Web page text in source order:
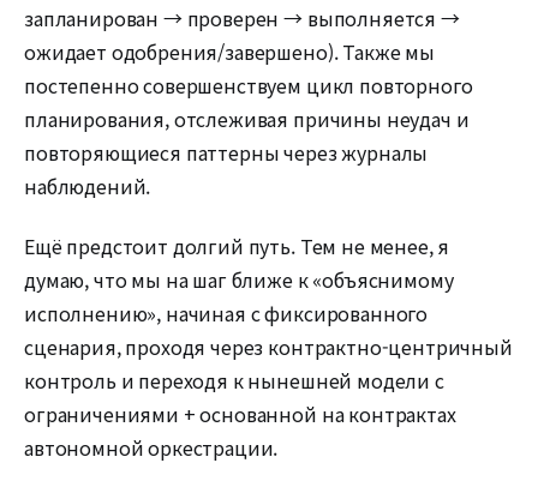
запланирован → проверен → выполняется →
ожидает одобрения/завершено). Также мы
постепенно совершенствуем цикл повторного
планирования, отслеживая причины неудач и
повторяющиеся паттерны через журналы
наблюдений.
Ещё предстоит долгий путь. Тем не менее, я
думаю, что мы на шаг ближе к «объяснимому
исполнению», начиная с фиксированного
сценария, проходя через контрактно-центричный
контроль и переходя к нынешней модели с
ограничениями + основанной на контрактах
автономной оркестрации.